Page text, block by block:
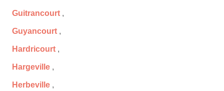
Guitrancourt ,
Guyancourt ,
Hardricourt ,
Hargeville ,
Herbeville ,